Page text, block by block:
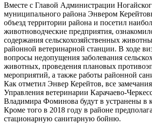
Вместе с Главой Администрации
муниципального района Энвером
объезд территории района и посетил
животноводческие предприятия,
содержания сельскохозяйственных
районной ветеринарной станции. В ходе
вопросы недопущения заболевания
животных, проведения плановых
мероприятий, а также работы районной
Как отметил Энвер Керейтов, все
Управления ветеринарии Карачаево-
Владимира Фоминова будут в устранены в
Кроме того в 2018 году в районе
стационарную санитарную бойню.